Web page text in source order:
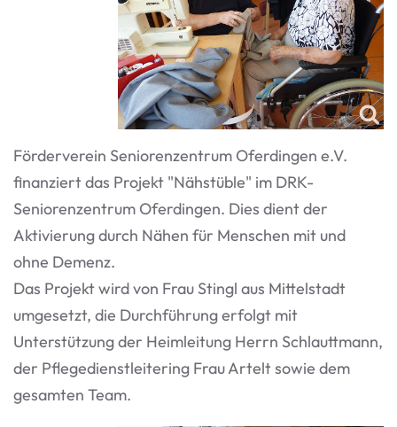
Förderverein Seniorenzentrum Oferdingen e.V.
finanziert das Projekt "Nähstüble" im DRK-
Seniorenzentrum Oferdingen. Dies dient der
Aktivierung durch Nähen für Menschen mit und
ohne Demenz.
Das Projekt wird von Frau Stingl aus Mittelstadt
umgesetzt, die Durchführung erfolgt mit
Unterstützung der Heimleitung Herrn Schlauttmann,
der Pflegedienstleitering Frau Artelt sowie dem
gesamten Team.